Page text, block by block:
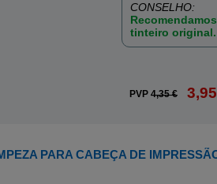
CONSELHO:
tinteiro original.
PVP 4,35 €
PARA CABEÇA DE